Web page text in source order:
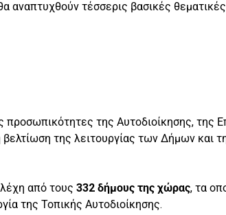
αναπτυχθούν τέσσερις βασικές
της Αυτοδιοίκησης, της
της λειτουργίας των Δήμων και
από τους 332 δήμους της χώρας, τα
της Τοπικής Αυτοδιοίκησης.